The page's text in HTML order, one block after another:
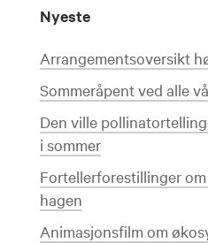
Nyeste
Arrangementsoversikt
Sommeråpent ved alle
Den ville
i sommer
Fortellerforestillinger
hagen
Animasjonsfilm om